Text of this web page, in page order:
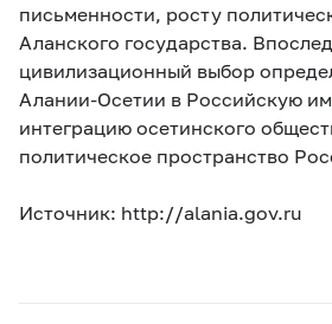
письменности, росту
Аланского государства.
цивилизационный выбор
Алании-Осетии в Российскую
интеграцию осетинского
политическое пространство
Источник: http://alania.gov.ru